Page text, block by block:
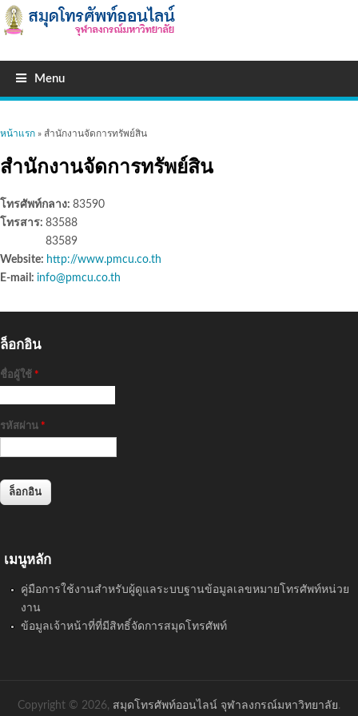
Menu
คุณอยู่ที่นี่
หน้าแรก » สำนักงานจัดการทรัพย์สิน
สำนักงานจัดการทรัพย์สิน
โทรศัพท์กลาง: 83590
โทรสาร: 83588
83589
Website: http://www.pmcu.co.th
E-mail: info@pmcu.co.th
ล็อกอิน
ชื่อผู้ใช้ *
รหัสผ่าน *
เมนูหลัก
คู่มือการใช้งานสำหรับผู้ดูแลระบบฐานข้อมูลเลขหมายโทรศัพท์หน่วย
งาน
ข้อมูลเจ้าหน้าที่ที่มีสิทธิ์จัดการสมุดโทรศัพท์
Copyright © 2026, สมุดโทรศัพท์ออนไลน์ จุฬาลงกรณ์มหาวิทยาลัย.